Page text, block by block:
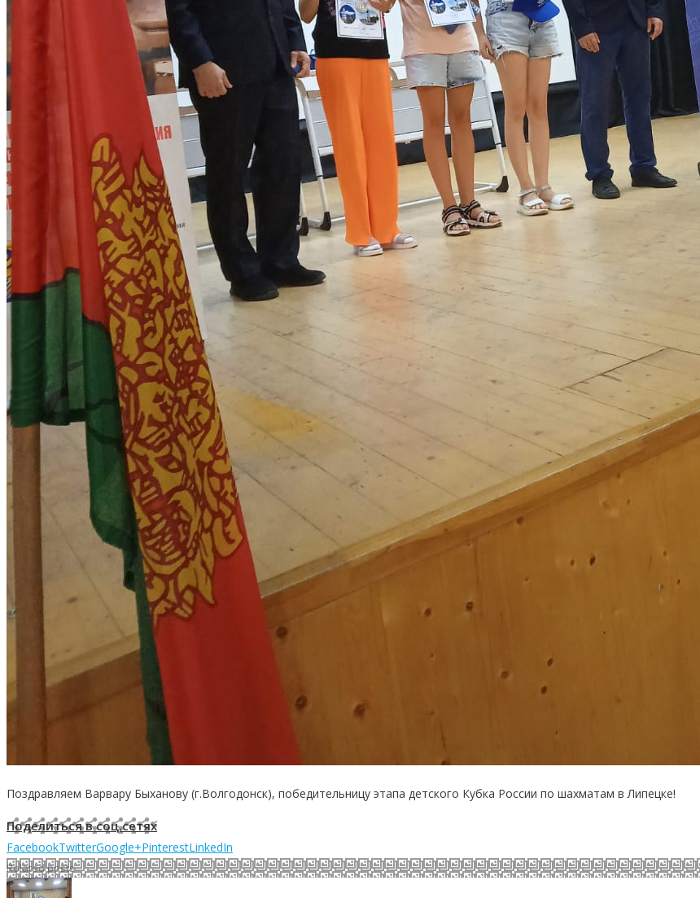
Поздравляем Варвару Быханову (г.Волгодонск), победительницу этапа детского Кубка России по шахматам в Липецке!
Поделиться в соц.сетях
FacebookTwitterGoogle+PinterestLinkedIn
Related posts